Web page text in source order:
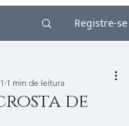
Registre-se
de
1 min de leitura